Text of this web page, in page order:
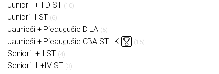
Juniori I+II D ST (10)
Juniori II ST (6)
Jaunieši + Pieaugušie D LA (5)
Jaunieši + Pieaugušie CBA ST LK (15)
Seniori I+II ST (4)
Seniori III+IV ST (3)